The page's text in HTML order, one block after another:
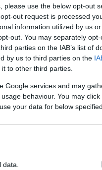
please use the below opt-out
out request is processed
information utilized by us
out. You may separately
parties on the IAB’s list of
by us to third parties on the
to other third parties.
Google services and may
behaviour. You may
your data for below